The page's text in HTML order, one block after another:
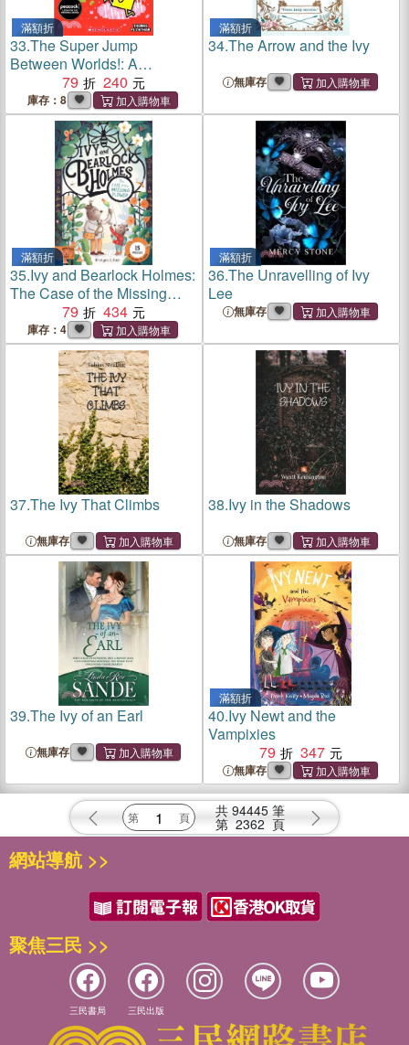
滿額折
33.The Super Jump
Between Worlds!: A
Branches Book (Press Start!
#17)
79 240
庫存：8
滿額折
34.The Arrow and the Ivy
無庫存
滿額折
35.Ivy and Bearlock Holmes:
The Case of the Missing
Flower：15 Puzzles for
Sleuths to Solve
79 434
庫存：4
滿額折
36.The Unravelling of Ivy
Lee
無庫存
37.The Ivy That Climbs
無庫存
38.Ivy in the Shadows
無庫存
39.The Ivy of an Earl
無庫存
滿額折
40.Ivy Newt and the
Vampixies
79
347
無庫存
共 94445 筆
第 2362 頁
網站導航 >>
聚焦三民 >>
三民書局 三民出版